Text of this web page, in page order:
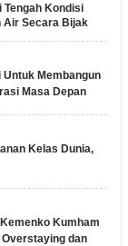
Kondisi
Air Secara Bijak
Membangun
Masa Depan
Kelas Dunia,
Kumham
dan